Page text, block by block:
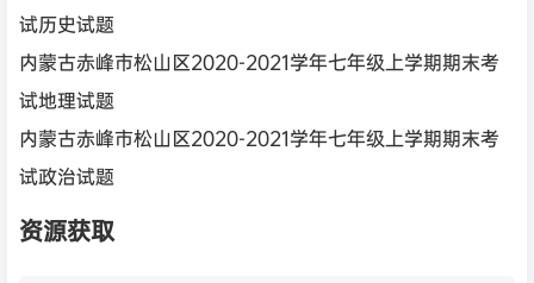
试历史试题
内蒙古赤峰市松山区2020-2021学年七年级上学期期末考
试地理试题
内蒙古赤峰市松山区2020-2021学年七年级上学期期末考
试政治试题
资源获取